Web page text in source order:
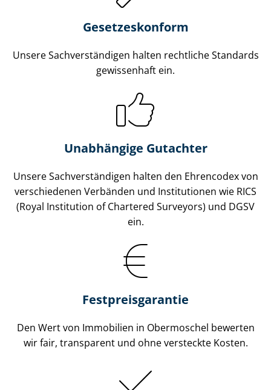
Gesetzes­konform
Unsere Sach­ver­stän­di­gen halten rechtliche Standards
gewissenhaft ein.
Unabhängige Gutachter
Unsere Sach­ver­stän­di­gen halten den Ehrencodex von
verschiedenen Verbänden und Institutionen wie RICS
(Royal Institution of Chartered Surveyors) und DGSV
ein.
Festpreis​garantie
Den Wert von Immobilien in Obermoschel bewerten
wir fair, transparent und ohne versteckte Kosten.